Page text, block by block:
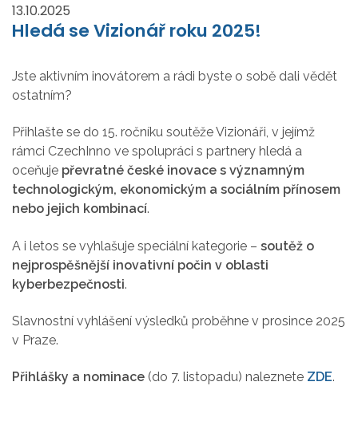
13.10.2025
Hledá se Vizionář roku 2025!
Jste aktivním inovátorem a rádi byste o sobě dali vědět
ostatním?
Přihlašte se do 15. ročníku soutěže Vizionáři, v jejímž
rámci CzechInno ve spolupráci s partnery hledá a
oceňuje převratné české inovace s významným
technologickým, ekonomickým a sociálním přínosem
nebo jejich kombinací.
A i letos se vyhlašuje speciální kategorie – soutěž o
nejprospěšnější inovativní počin v oblasti
kyberbezpečnosti.
Slavnostní vyhlášení výsledků proběhne v prosince 2025
v Praze.
Přihlášky a nominace (do 7. listopadu) naleznete ZDE.